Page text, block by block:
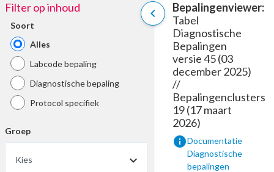
chevron_left
Filter op inhoud
Soort
Alles
Labcode bepaling
Diagnostische bepaling
Protocol specifiek
Groep
Kies
Bepalingenviewer:
Tabel
Diagnostische
Bepalingen
versie 45 (03
december 2025)
//
Bepalingenclusters
19 (17 maart
2026)
infoDocumentatie
Diagnostische
bepalingen